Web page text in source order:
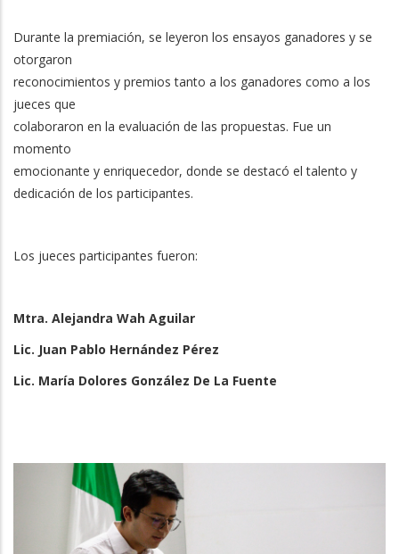
Durante la premiación, se leyeron los ensayos ganadores y se
otorgaron
reconocimientos y premios tanto a los ganadores como a los
jueces que
colaboraron en la evaluación de las propuestas. Fue un
momento
emocionante y enriquecedor, donde se destacó el talento y
dedicación de los participantes.
Los jueces participantes fueron:
Mtra. Alejandra Wah Aguilar
Lic. Juan Pablo Hernández Pérez
Lic. María Dolores González De La Fuente